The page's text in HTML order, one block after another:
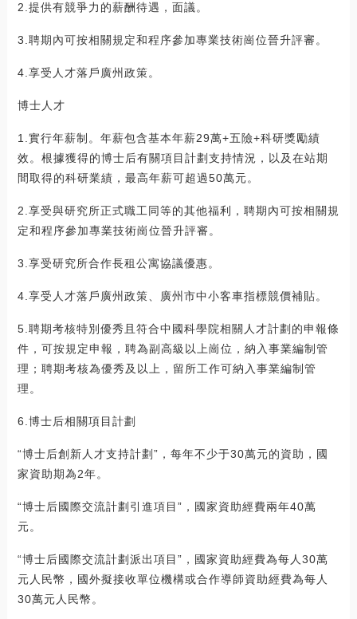
2.提供有競爭力的薪酬待遇，面議。
3.聘期內可按相關規定和程序參加專業技術崗位晉升評審。
4.享受人才落戶廣州政策。
博士人才
1.實行年薪制。年薪包含基本年薪29萬+五險+科研獎勵績
效。根據獲得的博士后有關項目計劃支持情況，以及在站期
間取得的科研業績，最高年薪可超過50萬元。
2.享受與研究所正式職工同等的其他福利，聘期內可按相關規
定和程序參加專業技術崗位晉升評審。
3.享受研究所合作長租公寓協議優惠。
4.享受人才落戶廣州政策、廣州市中小客車指標競價補貼。
5.聘期考核特別優秀且符合中國科學院相關人才計劃的申報條
件，可按規定申報，聘為副高級以上崗位，納入事業編制管
理；聘期考核為優秀及以上，留所工作可納入事業編制管
理。
6.博士后相關項目計劃
“博士后創新人才支持計劃”，每年不少于30萬元的資助，國
家資助期為2年。
“博士后國際交流計劃引進項目”，國家資助經費兩年40萬
元。
“博士后國際交流計劃派出項目”，國家資助經費為每人30萬
元人民幣，國外擬接收單位機構或合作導師資助經費為每人
30萬元人民幣。